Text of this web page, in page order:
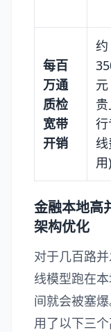
每百
万通
质检
宽带
开销
约
行
用)
金融本地高
架构优化
对于几百路
线模型跑在
间就会被塞
用了以下三个